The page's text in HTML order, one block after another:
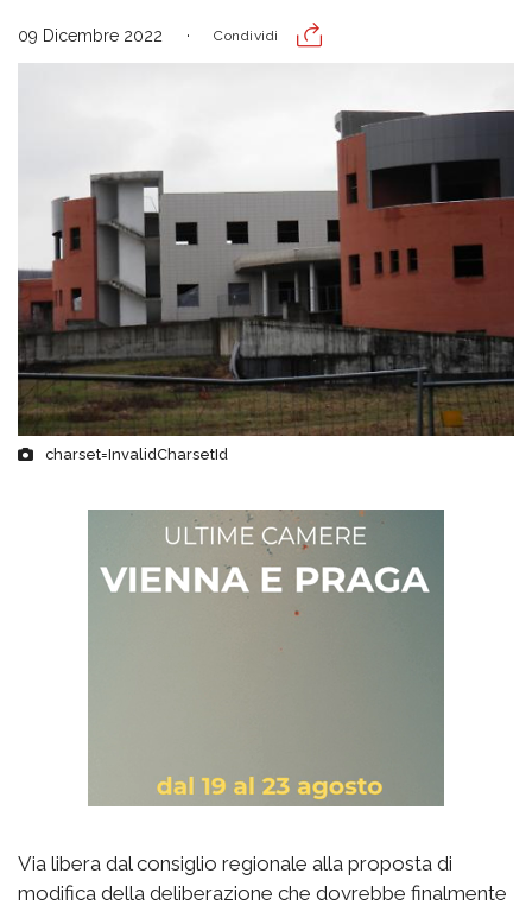
09 Dicembre 2022 Condividi
charset=InvalidCharsetId
Via libera dal consiglio regionale alla proposta di
modifica della deliberazione che dovrebbe finalmente